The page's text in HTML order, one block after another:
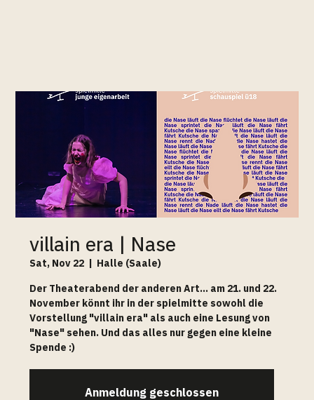
villain era | Nase
Sat, Nov 22
  |
Halle (Saale)
Der Theaterabend der anderen Art... am 21. und 22.
November könnt ihr in der spielmitte sowohl die
Vorstellung "villain era" als auch eine Lesung von
"Nase" sehen. Und das alles nur gegen eine kleine
Spende :)
Anmeldung geschlossen